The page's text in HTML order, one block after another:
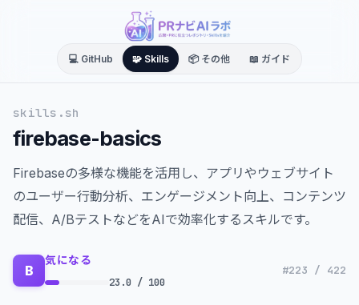
💻 GitHub 🧩 Skills 📦 その他 📖 ガイド
skills.sh
firebase-basics
Firebaseの多様な機能を活用し、アプリやウェブサイト
のユーザー行動分析、エンゲージメント向上、コンテンツ
配信、A/BテストなどをAIで効率化するスキルです。
B
気になる
23.0 / 100
#223 / 422